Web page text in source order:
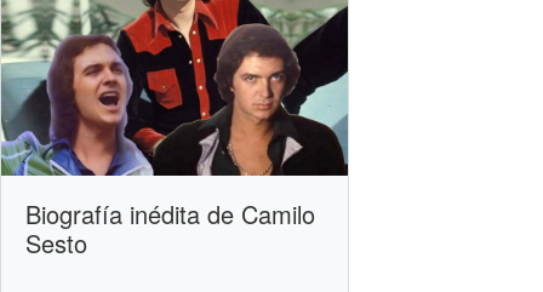
Biografía inédita de Camilo
Sesto